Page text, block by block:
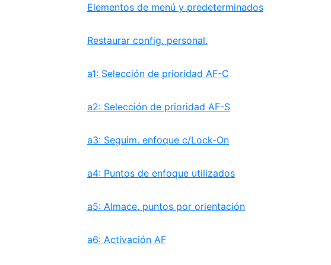
Elementos de menú y predeterminados
Restaurar config. personal.
a1: Selección de prioridad AF-C
a2: Selección de prioridad AF-S
a3: Seguim. enfoque c/Lock-On
a4: Puntos de enfoque utilizados
a5: Almace. puntos por orientación
a6: Activación AF